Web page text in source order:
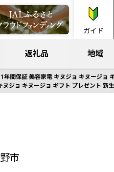
ガイド
返礼品 地域
間保証 美容家電 キヌジョ キヌージョ
ジョ キヌージョ ギフト プレゼント 新
市